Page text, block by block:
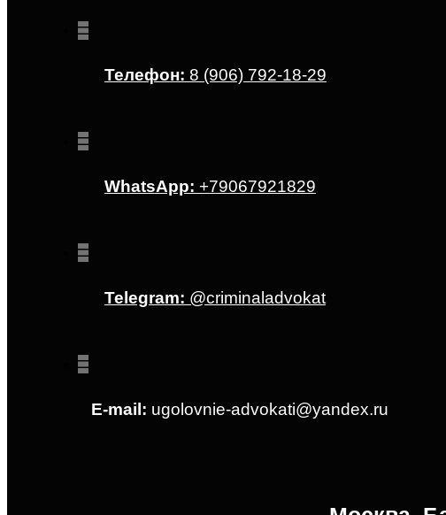
Телефон: 8 (906) 792-18-29
WhatsApp: +79067921829
Telegram: @criminaladvokat
E-mail: ugolovnie-advokati@yandex.ru